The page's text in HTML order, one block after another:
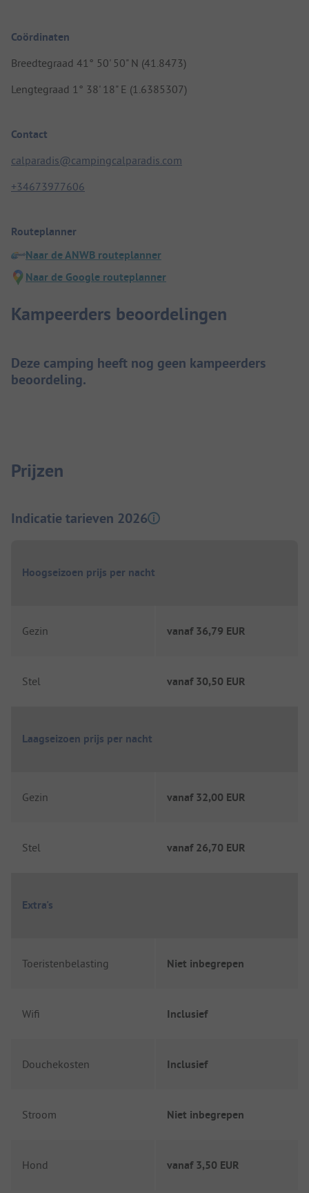
Coördinaten
Breedtegraad 41° 50' 50" N (41.8473)
Lengtegraad 1° 38' 18" E (1.6385307)
Contact
calparadis@campingcalparadis.com
+34673977606
Routeplanner
Naar de ANWB routeplanner
Naar de Google routeplanner
Kampeerders beoordelingen
Deze camping heeft nog geen kampeerders
beoordeling.
Prijzen
Indicatie tarieven 2026
Hoogseizoen prijs per nacht
Gezin vanaf 36,79 EUR
Stel vanaf 30,50 EUR
Laagseizoen prijs per nacht
Gezin vanaf 32,00 EUR
Stel vanaf 26,70 EUR
Extra's
Toeristenbelasting Niet inbegrepen
Wifi Inclusief
Douchekosten Inclusief
Stroom Niet inbegrepen
Hond vanaf 3,50 EUR